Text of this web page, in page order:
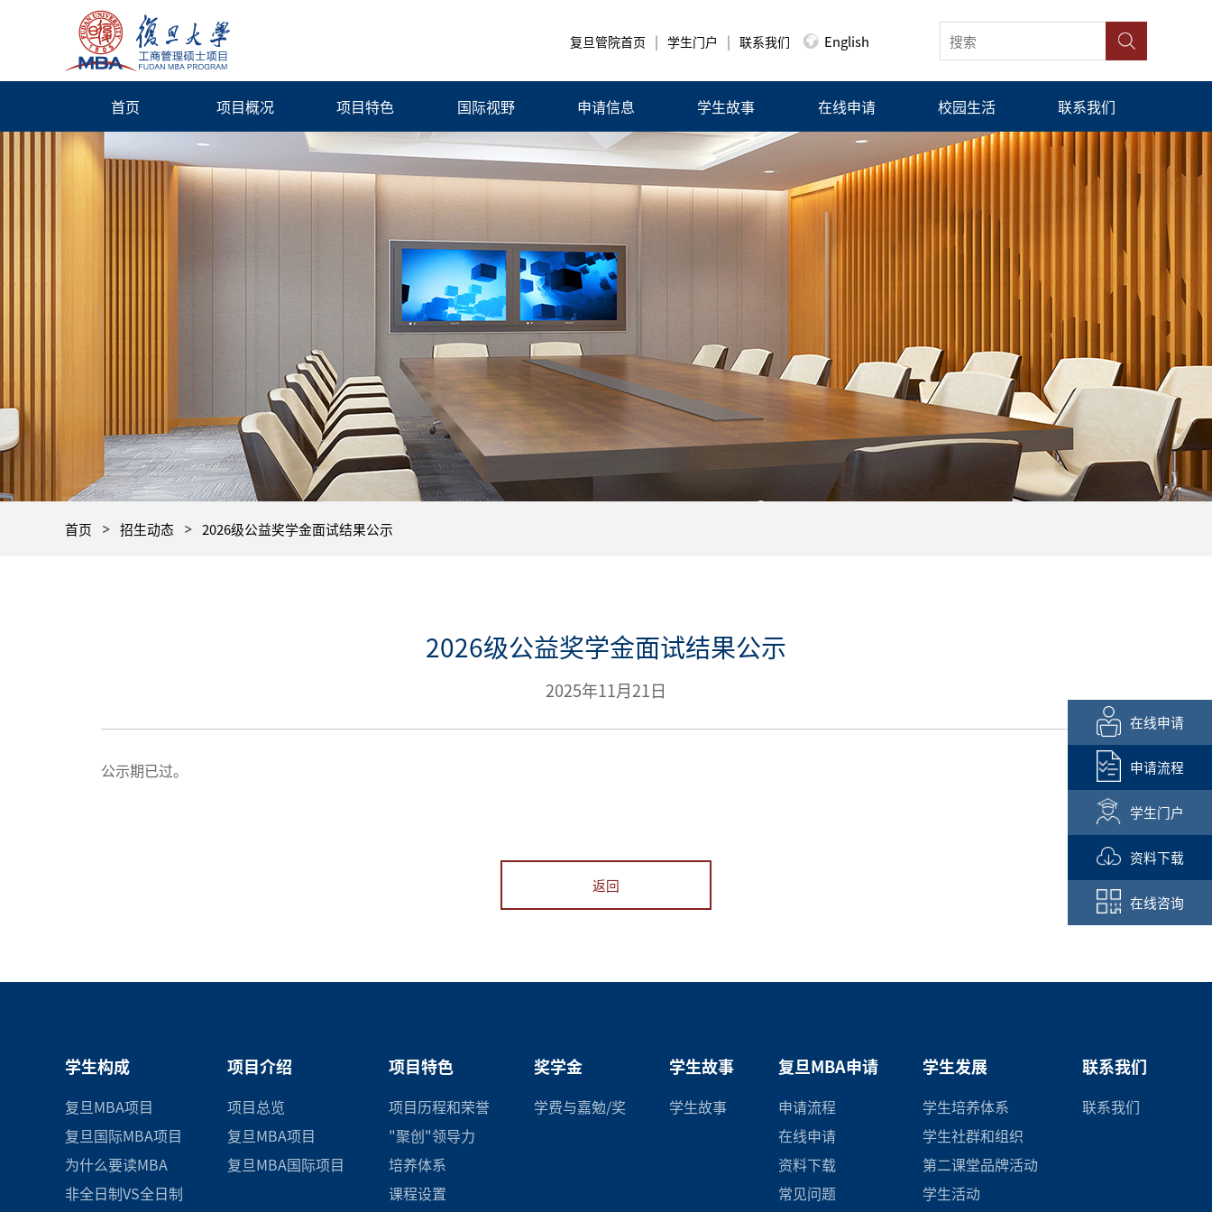
复旦管院首页 | 学生门户 | 联系我们 English
首页 项目概况 项目特色 国际视野 申请信息 学生故事 在线申请 校园生活 联系我们
首页 招生动态 2026级公益奖学金面试结果公示
2026级公益奖学金面试结果公示
2025年11月21日
公示期已过。
返回
学生构成
复旦MBA项目
复旦国际MBA项目
为什么要读MBA
非全日制VS全日制
项目介绍
项目总览
复旦MBA项目
复旦MBA国际项目
项目特色
项目历程和荣誉
"聚创"领导力
培养体系
课程设置
奖学金
学费与嘉勉/奖
学生故事
学生故事
复旦MBA申请
申请流程
在线申请
资料下载
常见问题
学生发展
学生培养体系
学生社群和组织
第二课堂品牌活动
学生活动
联系我们
联系我们
在线申请
申请流程
学生门户
资料下载
在线咨询